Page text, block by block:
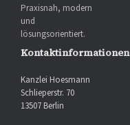
Praxisnah, modern
und
lösungsorientiert.
Kontaktinformationen
Kanzlei Hoesmann
Schlieperstr. 70
13507 Berlin